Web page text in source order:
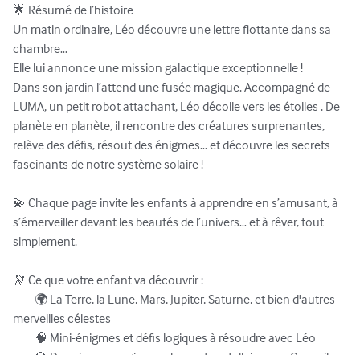
🌟 Résumé de l’histoire
Un matin ordinaire, Léo découvre une lettre flottante dans sa
chambre…
Elle lui annonce une mission galactique exceptionnelle !
Dans son jardin l’attend une fusée magique. Accompagné de
LUMA, un petit robot attachant, Léo décolle vers les étoiles . De
planète en planète, il rencontre des créatures surprenantes,
relève des défis, résout des énigmes… et découvre les secrets
fascinants de notre système solaire !
💫 Chaque page invite les enfants à apprendre en s’amusant, à
s’émerveiller devant les beautés de l’univers… et à rêver, tout
simplement.
🔭 Ce que votre enfant va découvrir :
merveilles célestes